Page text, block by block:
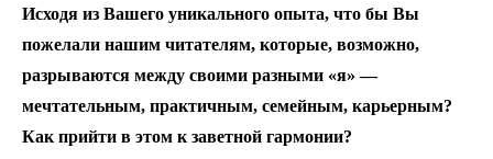
Исходя из Вашего уникального опыта, что бы Вы
пожелали нашим читателям, которые, возможно,
разрываются между своими разными «я» —
мечтательным, практичным, семейным, карьерным?
Как прийти в этом к заветной гармонии?